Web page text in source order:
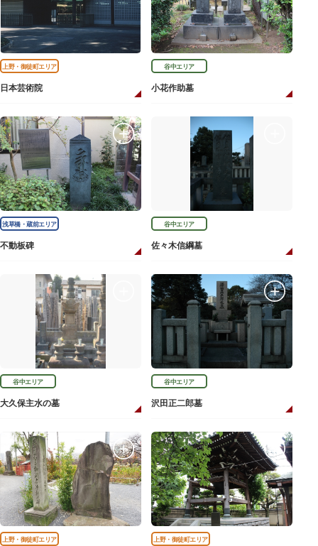
上野・御徒町エリア
日本芸術院
谷中エリア
小花作助墓
浅草橋・蔵前エリア
不動板碑
谷中エリア
佐々木信綱墓
谷中エリア
大久保主水の墓
谷中エリア
沢田正二郎墓
上野・御徒町エリア 上野・御徒町エリア